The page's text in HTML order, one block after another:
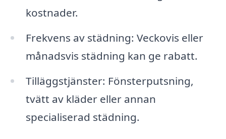
kostnader.
Frekvens av städning: Veckovis eller
månadsvis städning kan ge rabatt.
Tilläggstjänster: Fönsterputsning,
tvätt av kläder eller annan
specialiserad städning.